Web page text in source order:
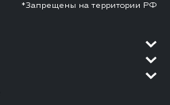
*Запрещены на территории РФ